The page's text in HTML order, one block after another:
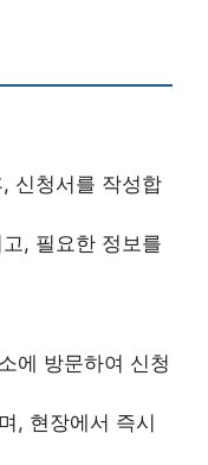
신청서를 작성합
, 필요한 정보를
에 방문하여 신청
, 현장에서 즉시